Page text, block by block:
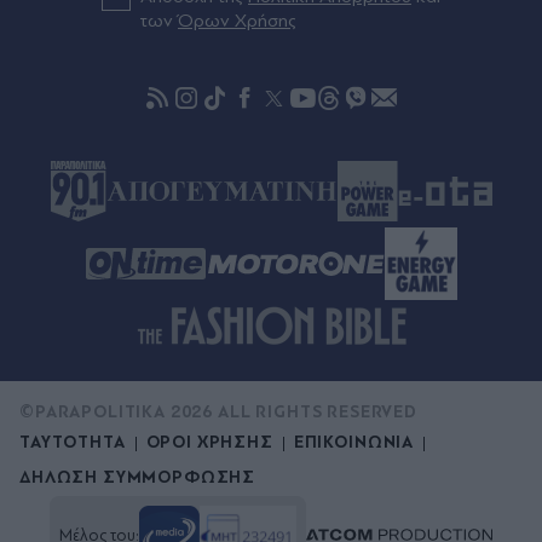
τωνΌρων Χρήσης
ΤΑΥΤΟΤΗΤΑ ΟΡΟΙ ΧΡΗΣΗΣ
ΕΠΙΚΟΙΝΩΝΙΑ
ΔΗΛΩΣΗ ΣΥΜΜΟΡΦΩΣΗΣ
©PARAPOLITIKA 2026 ALL RIGHTS RESERVED
Μέλος του: